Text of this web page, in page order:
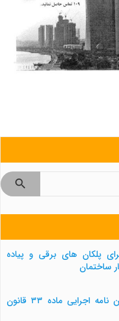
پلکان های برقی و پیاده
ساختمان
اعلام نظر پیرامون پیش نویس آیین نامه اجرایی ماده ۳۳ قانون